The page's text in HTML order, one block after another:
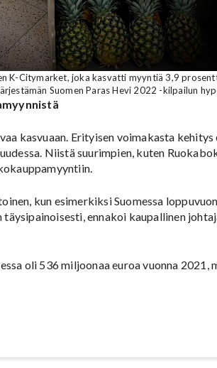
K-Citymarket, joka kasvatti myyntiä 3,9
Suomen Paras Hevi 2022 -kilpailun
kasvuaan. Erityisen voimakasta kehitys
Niistä suurimpien, kuten
kun esimerkiksi Suomessa
ennakoi kaupallinen
oli 536 miljoonaa euroa vuonna 2021,